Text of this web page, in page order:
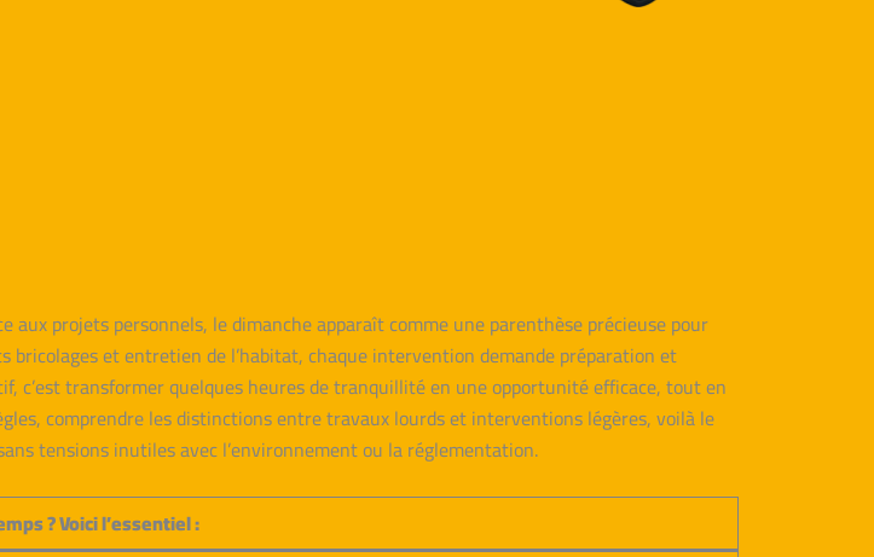
projets personnels, le dimanche apparaît comme une parenthèse précieuse pour
et entretien de l’habitat, chaque intervention demande préparation et
c’est transformer quelques heures de tranquillité en une opportunité efficace, tout en
comprendre les distinctions entre travaux lourds et interventions légères, voilà le
tensions inutiles avec l’environnement ou la réglementation.
? Voici l’essentiel :